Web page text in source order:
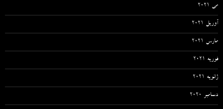
می 2021
آوریل 2021
مارس 2021
فوریه 2021
ژانویه 2021
دسامبر 2020